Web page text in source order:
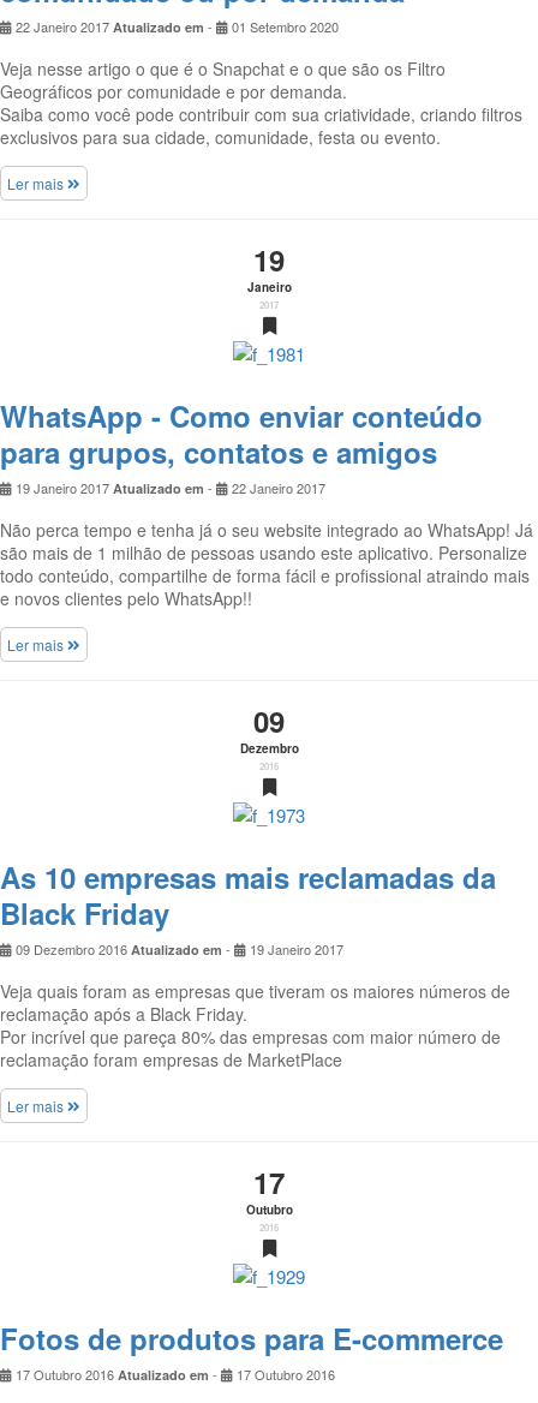
22 Janeiro 2017 Atualizado em - 01 Setembro 2020
Veja nesse artigo o que é o Snapchat e o que são os Filtro
Geográficos por comunidade e por demanda.
Saiba como você pode contribuir com sua criatividade, criando filtros
exclusivos para sua cidade, comunidade, festa ou evento.
Ler mais
19
Janeiro
2017
WhatsApp - Como enviar conteúdo
para grupos, contatos e amigos
19 Janeiro 2017 Atualizado em - 22 Janeiro 2017
Não perca tempo e tenha já o seu website integrado ao WhatsApp! Já
são mais de 1 milhão de pessoas usando este aplicativo. Personalize
todo conteúdo, compartilhe de forma fácil e profissional atraindo mais
e novos clientes pelo WhatsApp!!
Ler mais
09
Dezembro
2016
As 10 empresas mais reclamadas da
Black Friday
09 Dezembro 2016 Atualizado em - 19 Janeiro 2017
Veja quais foram as empresas que tiveram os maiores números de
reclamação após a Black Friday.
Por incrível que pareça 80% das empresas com maior número de
reclamação foram empresas de MarketPlace
Ler mais
17
Outubro
2016
Fotos de produtos para E-commerce
17 Outubro 2016 Atualizado em - 17 Outubro 2016